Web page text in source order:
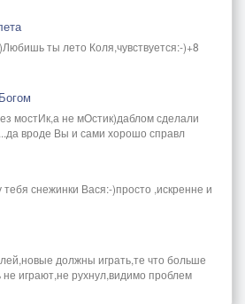
ты лето Коля,чувствуется:-)+8
мостИк,а не мОстик)даблом сделали
вроде Вы и сами хорошо справл
тебя снежинки Вася:-)просто ,искренне и
должны играть,те что больше
не играют,не рухнул,видимо проблем